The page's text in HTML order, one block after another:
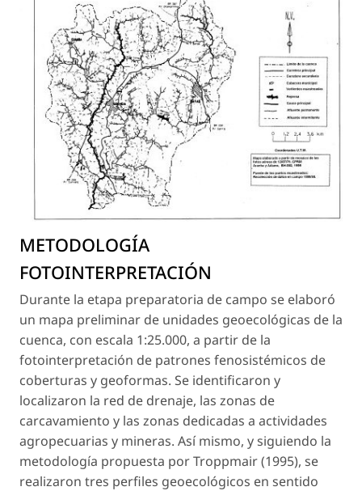
METODOLOGÍA
FOTOINTERPRETACIÓN
Durante la etapa preparatoria de campo se elaboró
un mapa preliminar de unidades geoecológicas de la
cuenca, con escala 1:25.000, a partir de la
fotointerpretación de patrones fenosistémicos de
coberturas y geoformas. Se identificaron y
localizaron la red de drenaje, las zonas de
carcavamiento y las zonas dedicadas a actividades
agropecuarias y mineras. Así mismo, y siguiendo la
metodología propuesta por Troppmair (1995), se
realizaron tres perfiles geoecológicos en sentido